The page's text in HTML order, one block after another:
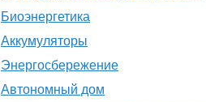
Биоэнергетика
Аккумуляторы
Энергосбережение
Автономный дом